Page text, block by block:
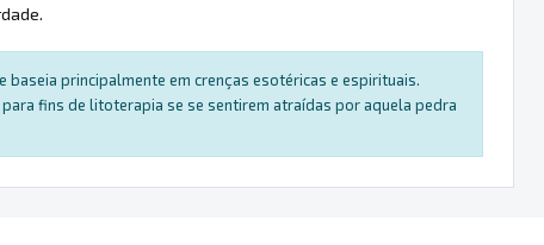
principalmente em crenças esotéricas e espirituais.
fins de litoterapia se se sentirem atraídas por aquela pedra